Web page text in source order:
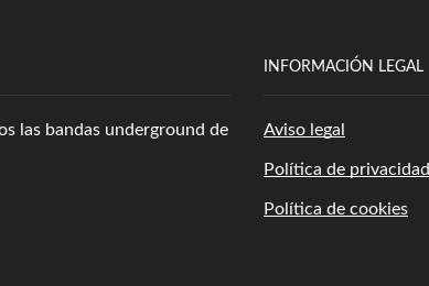
las bandas underground de
INFORMACIÓN LEGAL
Aviso legal
Política de privacidad
Política de cookies